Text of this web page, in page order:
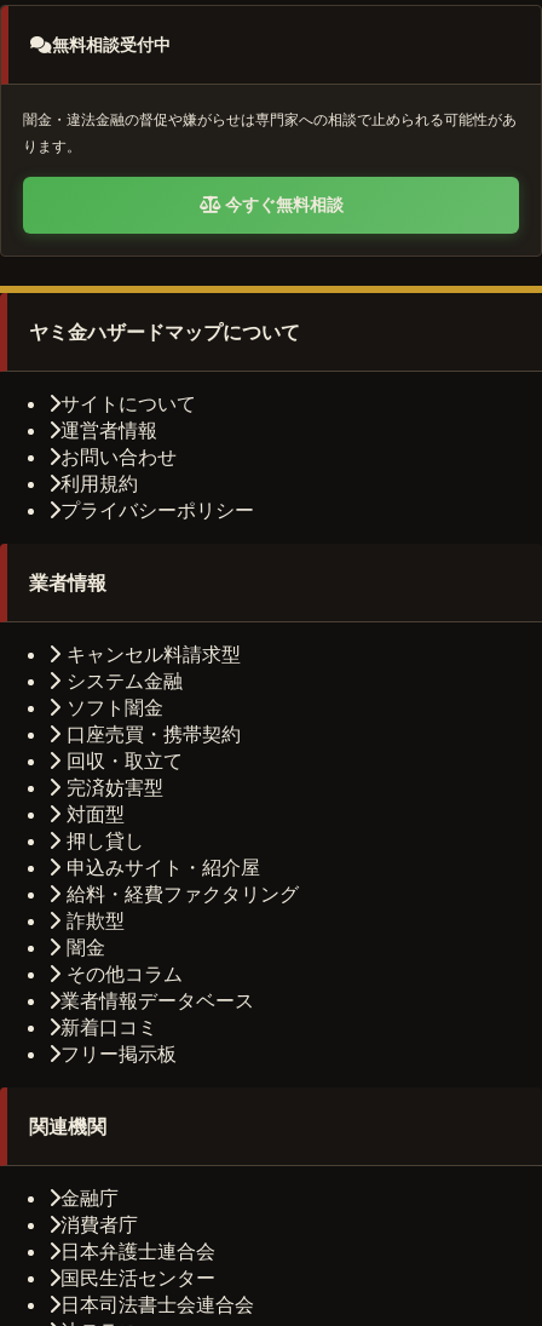
無料相談受付中
闇金・違法金融の督促や嫌がらせは専門家への相談で止められる可能性があ
ります。
今すぐ無料相談
ヤミ金ハザードマップについて
サイトについて
運営者情報
お問い合わせ
利用規約
プライバシーポリシー
業者情報
キャンセル料請求型
システム金融
ソフト闇金
口座売買・携帯契約
回収・取立て
完済妨害型
対面型
押し貸し
申込みサイト・紹介屋
給料・経費ファクタリング
詐欺型
闇金
その他コラム
業者情報データベース
新着口コミ
フリー掲示板
関連機関
金融庁
消費者庁
日本弁護士連合会
国民生活センター
日本司法書士会連合会